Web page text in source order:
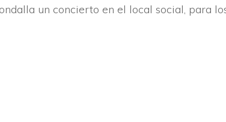
un concierto en el local social, para